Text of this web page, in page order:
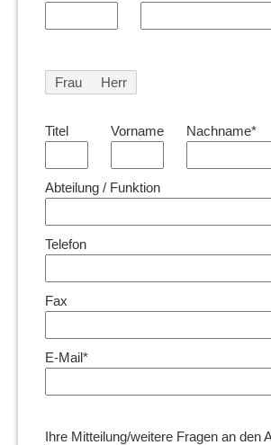
Frau Herr
Titel Vorname Nachname*
Abteilung / Funktion
Telefon
Fax
E-Mail*
Ihre Mitteilung/weitere Fragen an den